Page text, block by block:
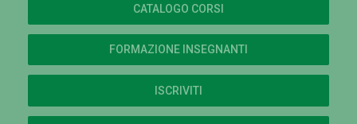
CATALOGO CORSI
FORMAZIONE INSEGNANTI
ISCRIVITI